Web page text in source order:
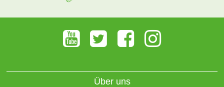
Über uns